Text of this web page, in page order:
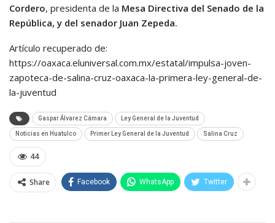
Cordero, presidenta de la Mesa Directiva del Senado de la
República, y del senador Juan Zepeda.
Artículo recuperado de:
https://oaxaca.eluniversal.com.mx/estatal/impulsa-joven-
zapoteca-de-salina-cruz-oaxaca-la-primera-ley-general-de-
la-juventud
Gaspar Álvarez Cámara Ley General de la Juventud
Noticias en Huatulco Primer Ley General de la Juventud Salina Cruz
44
Share Facebook WhatsApp Twitter